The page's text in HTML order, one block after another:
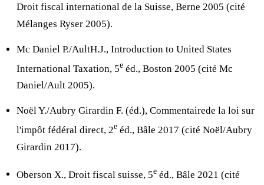
Droit fiscal international de la Suisse, Berne 2005 (cité
Mélanges Ryser 2005).
Mc Daniel P./AultH.J., Introduction to United States
International Taxation, 5e éd., Boston 2005 (cité Mc
Daniel/Ault 2005).
Noël Y./Aubry Girardin F. (éd.), Commentairede la loi sur
l'impôt fédéral direct, 2e éd., Bâle 2017 (cité Noël/Aubry
Girardin 2017).
Oberson X., Droit fiscal suisse, 5e éd., Bâle 2021 (cité